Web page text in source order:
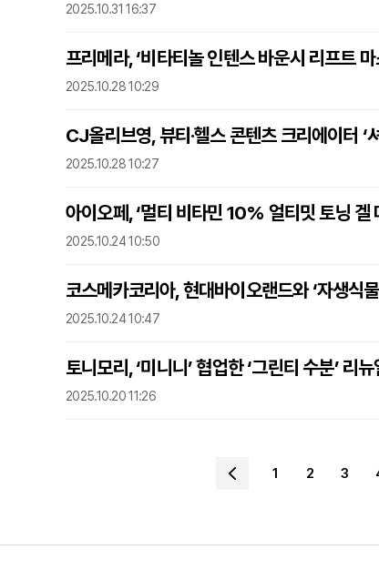
2025.10.31 16:37
프리메라, ‘비타티놀 인텐스 바운시 리프트
2025.10.28 10:29
CJ올리브영, 뷰티·헬스 콘텐츠 크리에이터 ‘
2025.10.28 10:27
아이오페, ‘멀티 비타민 10% 얼티밋 토닝 겔
2025.10.24 10:50
코스메카코리아, 현대바이오랜드와 ‘자생식
2025.10.24 10:47
토니모리, ‘미니니’ 협업한 ‘그린티 수분’ 리
2025.10.20 11:26
1 2 3